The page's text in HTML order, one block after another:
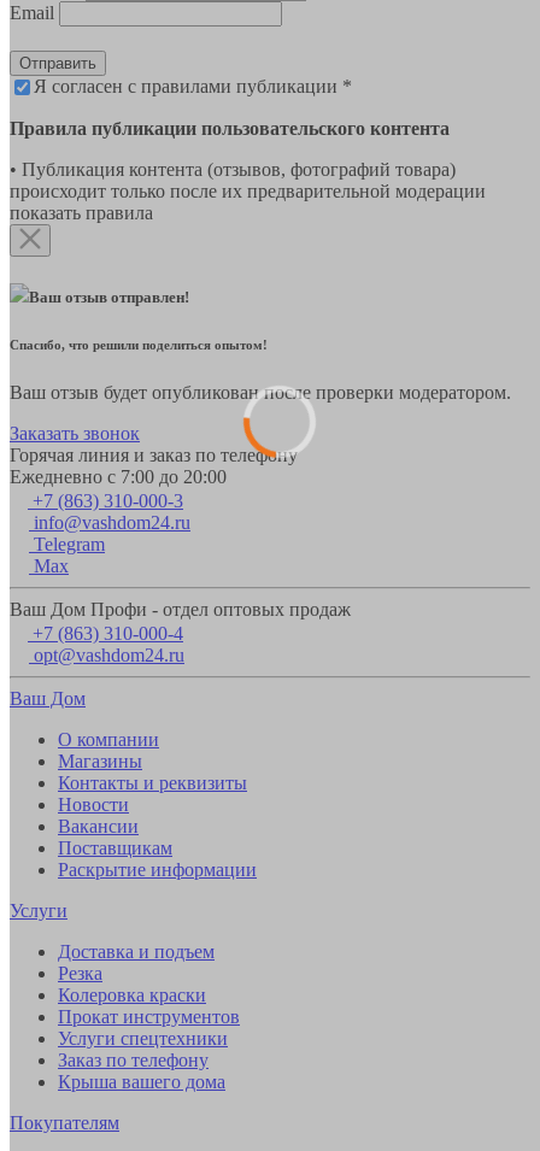
Email
Отправить
Я согласен с правилами публикации *
Правила публикации пользовательского контента
• Публикация контента (отзывов, фотографий товара)
происходит только после их предварительной модерации
показать правила
Ваш отзыв отправлен!
Спасибо, что решили поделиться опытом!
Ваш отзыв будет опубликован после проверки модератором.
Заказать звонок
Горячая линия и заказ по телефону
Ежедневно с 7:00 до 20:00
+7 (863) 310-000-3
info@vashdom24.ru
Telegram
Max
Ваш Дом Профи - отдел оптовых продаж
+7 (863) 310-000-4
opt@vashdom24.ru
Ваш Дом
О компании
Магазины
Контакты и реквизиты
Новости
Вакансии
Поставщикам
Раскрытие информации
Услуги
Доставка и подъем
Резка
Колеровка краски
Прокат инструментов
Услуги спецтехники
Заказ по телефону
Крыша вашего дома
Покупателям